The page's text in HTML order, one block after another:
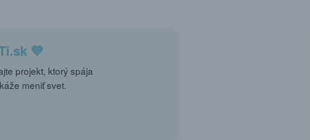
💙
projekt, ktorý spája
meniť svet.